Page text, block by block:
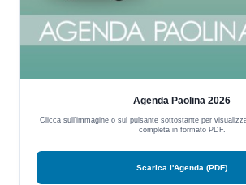
Agenda Paolina 2026
Clicca sull'immagine o sul pulsante sottostante per
completa in formato PDF.
Scarica l'Agenda (PDF)